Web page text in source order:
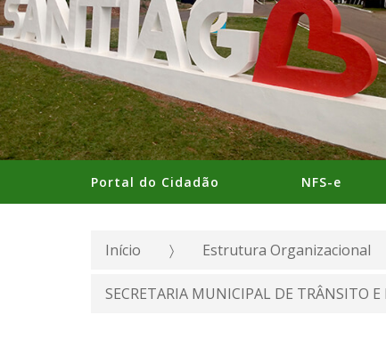
Portal do Cidadão NFS-e
Início Estrutura Organizacional
SECRETARIA MUNICIPAL DE TRÂNSITO